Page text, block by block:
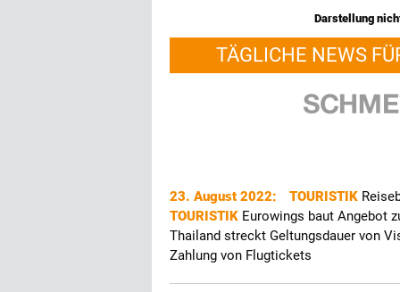
Darstellung
TÄGLICHE NEWS
23. August 2022: TOURISTIK
TOURISTIK Eurowings baut Angebot
Thailand streckt Geltungsdauer von
Zahlung von Flugtickets